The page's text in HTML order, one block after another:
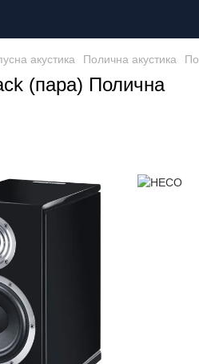
акустика Полична акустика
(пара) Полична